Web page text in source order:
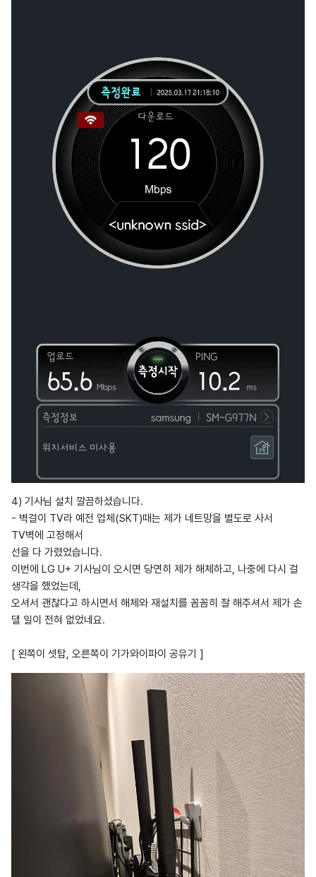
4) 기사님 설치 깔끔하셨습니다.
- 벽걸이 TV라 예전 업체(SKT)때는 제가 네트망을 별도로 사서
TV벽에 고정해서
선을 다 가렸었습니다.
이번에 LG U+ 기사님이 오시면 당연히 제가 해체하고, 나중에 다시 걸
생각을 했었는데,
오셔서 괜찮다고 하시면서 해체와 재설치를 꼼꼼히 잘 해주셔서 제가 손
댈 일이 전혀 없었네요.
[ 왼쪽이 셋탑, 오른쪽이 기가와이파이 공유기 ]